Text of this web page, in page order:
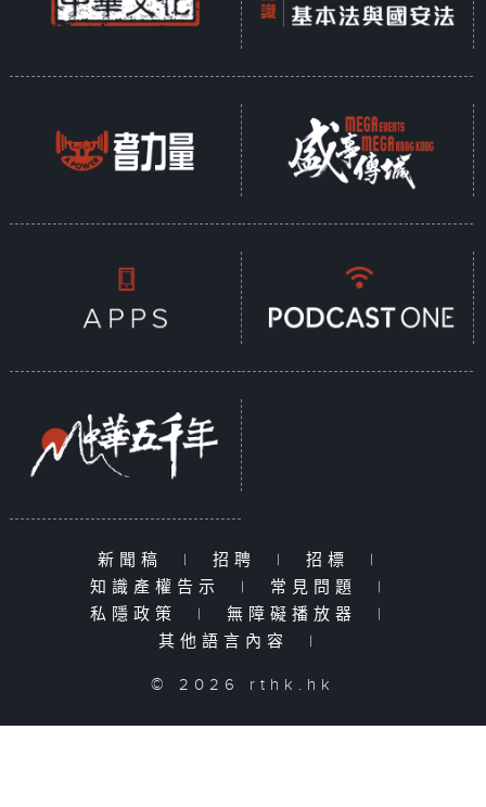
新聞稿 | 招聘 | 招標
|
知識產權告示
| 常見問題
|
私隱政策
| 無障礙播放器
|
其他語言內容
|
© 2026 rthk.hk